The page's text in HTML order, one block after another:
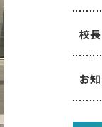
校
お